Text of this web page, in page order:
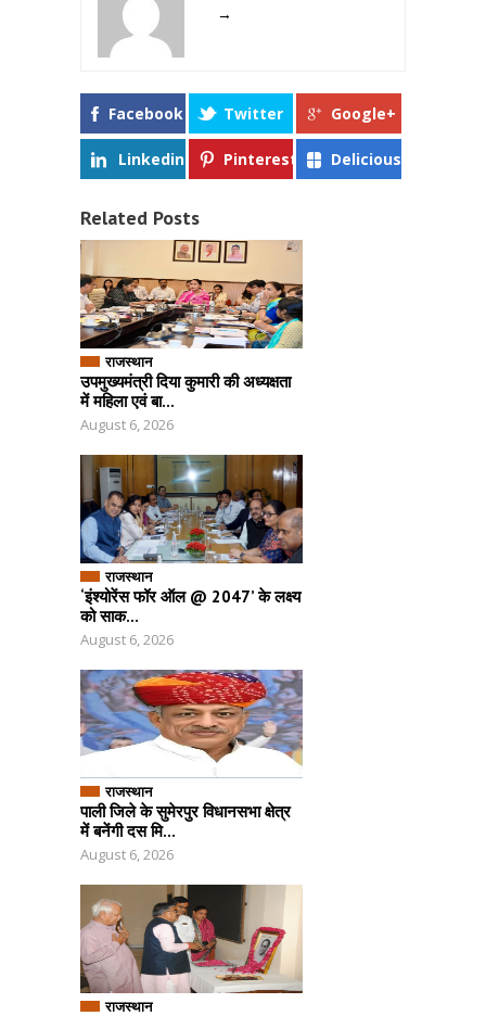
→
Facebook Twitter Google+
Linkedin Pinterest Delicious
Related Posts
राजस्थान
उपमुख्यमंत्री दिया कुमारी की अध्यक्षता
में महिला एवं बा...
August 6, 2026
राजस्थान
‘इंश्योरेंस फॉर ऑल @ 2047’ के लक्ष्य
को साक...
August 6, 2026
राजस्थान
पाली जिले के सुमेरपुर विधानसभा क्षेत्र
में बनेंगी दस मि...
August 6, 2026
राजस्थान